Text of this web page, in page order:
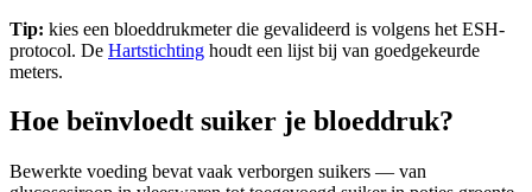
Tip: kies een bloeddrukmeter die gevalideerd is volgens het ESH-
protocol. De Hartstichting houdt een lijst bij van goedgekeurde
meters.
Hoe beïnvloedt suiker je bloeddruk?
Bewerkte voeding bevat vaak verborgen suikers — van